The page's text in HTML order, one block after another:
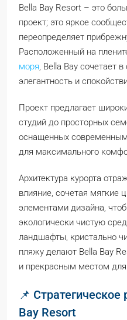
Bella Bay Resort – это
проект; это яркое
переопределяет
Расположенный на
моря , Bella Bay сочетает
элегантность и
Проект предлагает
студий до просторных
оснащенных
для максимального
Архитектура курорта
влияние, сочетая мягкие
элементами дизайна,
экологически чистую
ландшафты, кристально
пляжу делают Bella Bay
и прекрасным местом для
📌
Bay Resort